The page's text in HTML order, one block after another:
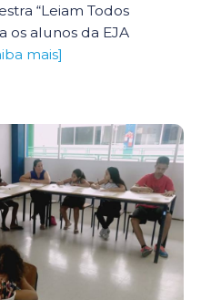
“Leiam Todos
os alunos da EJA
mais]